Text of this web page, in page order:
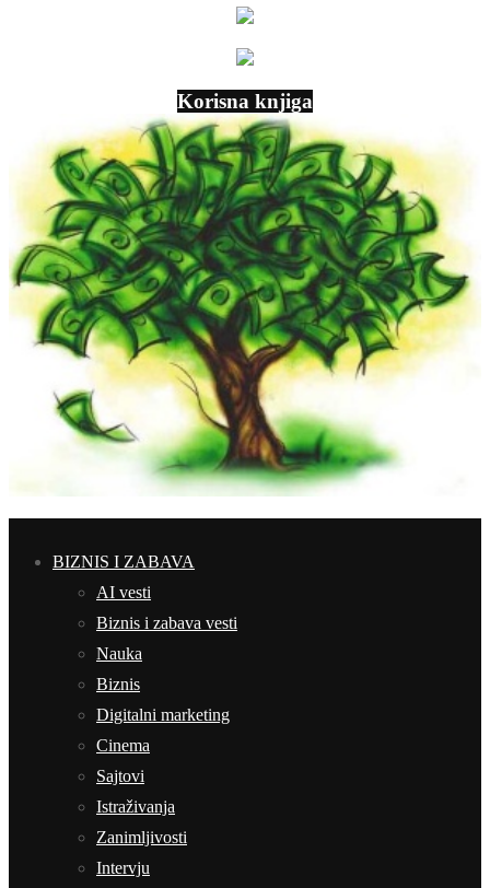
Korisna knjiga
BIZNIS I ZABAVA
AI vesti
Biznis i zabava vesti
Nauka
Biznis
Digitalni marketing
Cinema
Sajtovi
Istraživanja
Zanimljivosti
Intervju